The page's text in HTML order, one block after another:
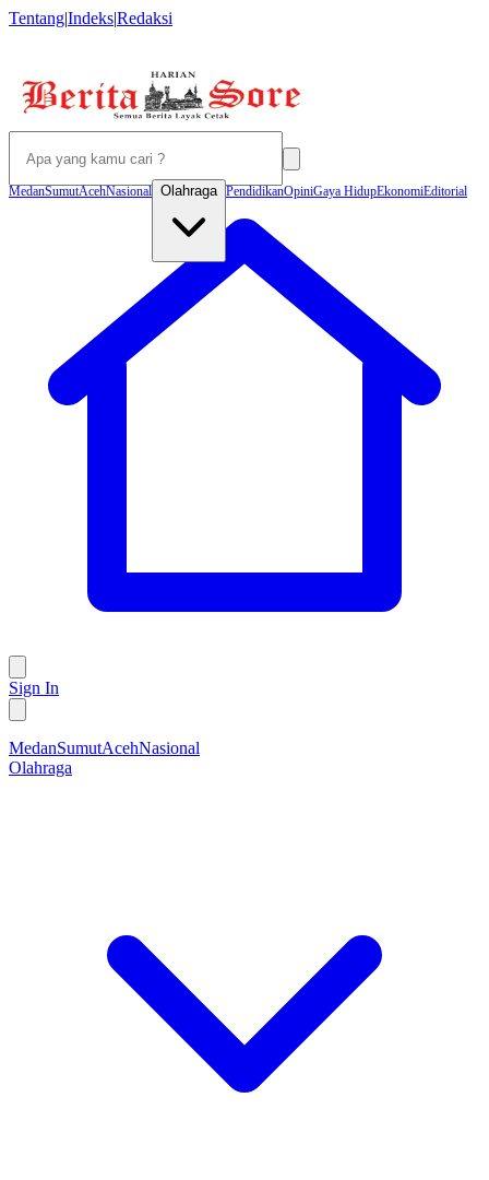
Tentang|Indeks|Redaksi
MedanSumutAcehNasional Olahraga PendidikanOpiniGaya HidupEkonomiEditorial
Sign In
MedanSumutAcehNasional
Olahraga